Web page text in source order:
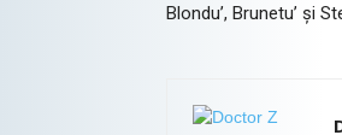
Blondu’, Brunetu’ și